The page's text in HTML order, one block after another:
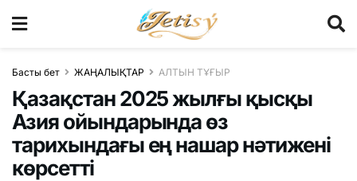
Басты бет ЖАҢАЛЫҚТАР АЛТЫН ТҰҒЫР
Қазақстан 2025 жылғы қысқы
Азия ойындарында өз
тарихындағы ең нашар нәтижені
көрсетті